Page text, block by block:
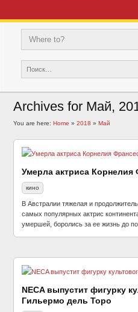
Archives for Май,
You are here:Home »2018 »Май
Умерла актриса Корнелия
кино
В Австралии тяжелая и
самых популярных актрис
умершей, боролись за ее жизнь до
NECA выпустит фигурку
Гильермо дель Торо